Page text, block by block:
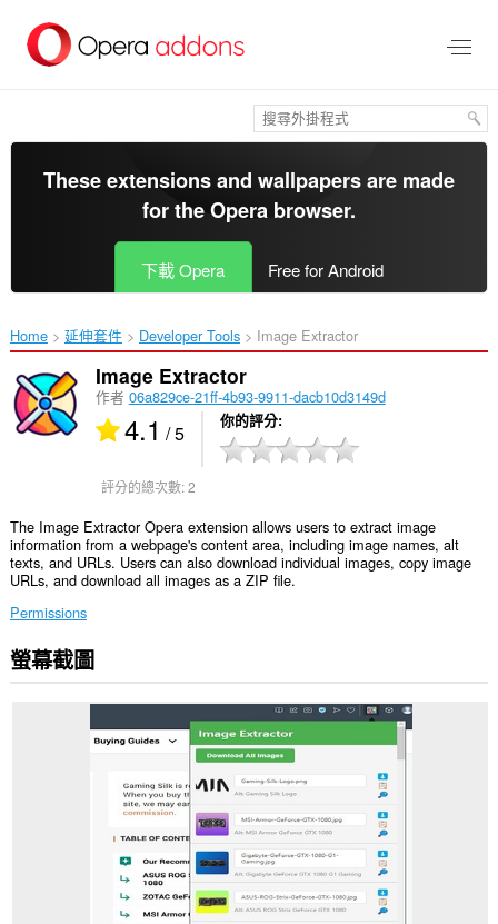
區
These extensions and wallpapers are made
for theOpera browser.
下載 Opera Free for Android
Home 延伸套件 Developer Tools Image Extractor‎
Image Extractor
作者 06a829ce-21ff-4b93-9911-dacb10d3149d
4.1 / 5 你的評分
評分的總次數:2
The Image Extractor Opera extension allows users to extract image
information from a webpage's content area, including image names, alt
texts, and URLs. Users can also download individual images, copy image
URLs, and download all images as a ZIP file.
Permissions
這
個
螢幕截圖